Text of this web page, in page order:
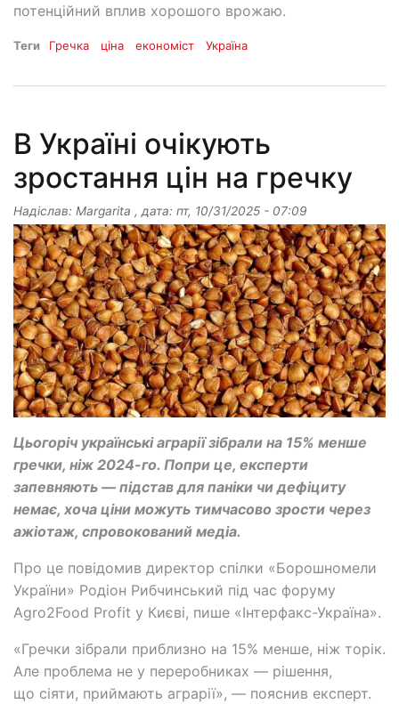
потенційний вплив хорошого врожаю.
Теги Гречка ціна економіст Україна
В Україні очікують
зростання цін на гречку
Надіслав: Margarita , дата: пт, 10/31/2025 - 07:09
Цьогоріч українські аграрії зібрали на 15% менше
гречки, ніж 2024-го. Попри це, експерти
запевняють — підстав для паніки чи дефіциту
немає, хоча ціни можуть тимчасово зрости через
ажіотаж, спровокований медіа.
Про це повідомив директор спілки «Борошномели
України» Родіон Рибчинський під час форуму
Agro2Food Profit у Києві, пише «Інтерфакс-Україна».
«Гречки зібрали приблизно на 15% менше, ніж торік.
Але проблема не у переробниках — рішення,
що сіяти, приймають аграрії», — пояснив експерт.